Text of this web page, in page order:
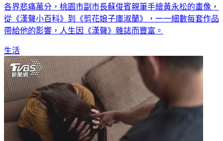
各界悲痛萬分，桃園市副市長蘇俊賓親筆手繪黃永松的畫像，
從《漢聲小百科》到《剪花娘子庫淑蘭》，一一細數每套作品
帶給他的影響，人生因《漢聲》雜誌而豐富。
生活